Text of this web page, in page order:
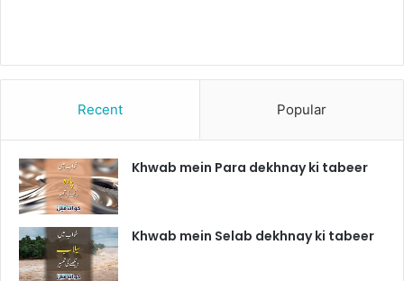
Recent Popular
Khwab mein Para dekhnay ki tabeer
Khwab mein Selab dekhnay ki tabeer